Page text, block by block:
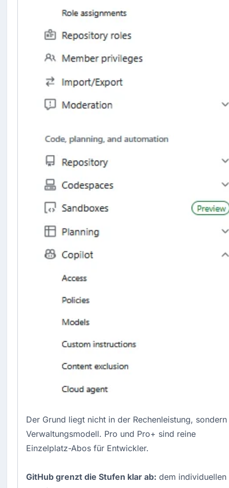
Der Grund liegt nicht in der Rechenleistung,
Verwaltungsmodell. Pro und Pro+ sind reine
Einzelplatz-Abos für Entwickler.
GitHub grenzt die Stufen klar ab: dem individuellen